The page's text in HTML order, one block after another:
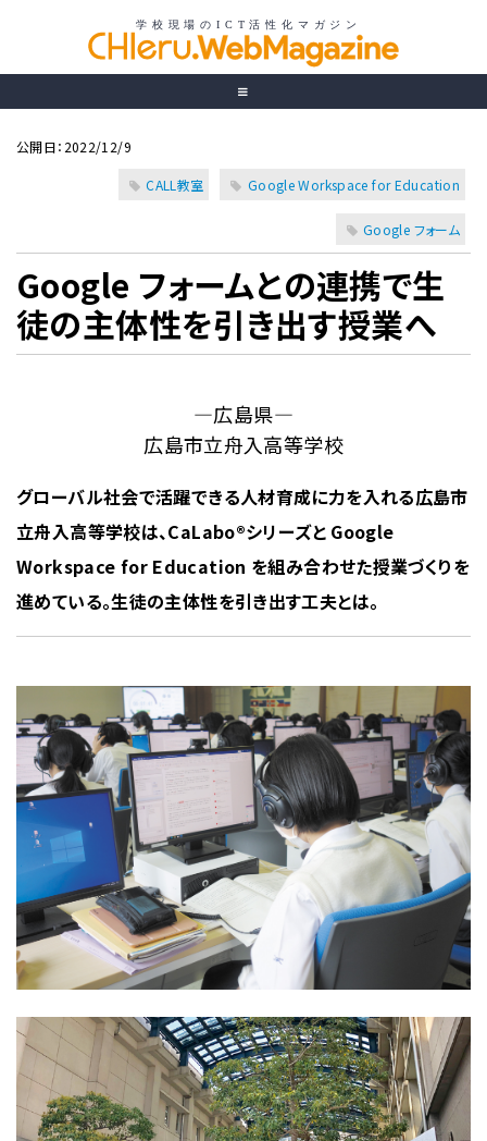
公開日：2022/12/9
CALL教室 Google Workspace for Education
Google フォーム
Google フォームとの連携で生
徒の主体性を引き出す授業へ
―広島県―
広島市立舟入高等学校
グローバル社会で活躍できる人材育成に力を入れる広島市
立舟入高等学校は、CaLabo®シリーズと Google
Workspace for Education を組み合わせた授業づくりを
進めている。生徒の主体性を引き出す工夫とは。